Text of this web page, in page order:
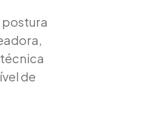
postura
de